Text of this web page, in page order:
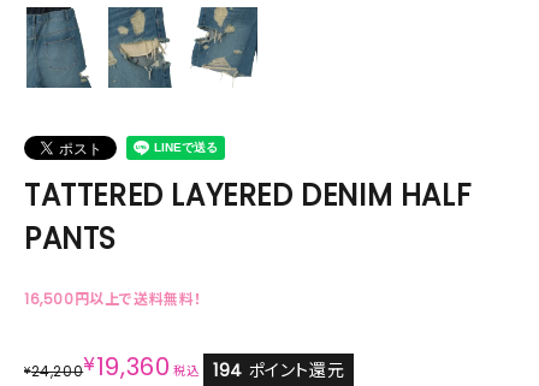
TATTERED LAYERED DENIM HALF
PANTS
16,500円以上で送料無料！
¥24,200¥19,360 税込 194 ポイント還元